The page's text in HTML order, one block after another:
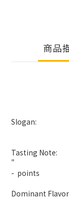
商品
Slogan:
Tasting Note:
"
- points
Dominant